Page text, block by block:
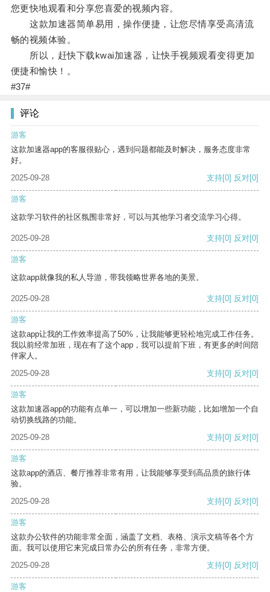
您更快地观看和分享您喜爱的视频内容。
这款加速器简单易用，操作便捷，让您尽情享受高清流
畅的视频体验。
所以，赶快下载kwai加速器，让快手视频观看变得更加
便捷和愉快！。
#37#
评论
游客
这款加速器app的客服很贴心，遇到问题都能及时解决，服务态度非常
好。
2025-09-28
支持[0] 反对[0]
游客
这款学习软件的社区氛围非常好，可以与其他学习者交流学习心得。
2025-09-28 支持[0] 反对[0]
游客
这款app就像我的私人导游，带我领略世界各地的美景。
2025-09-28 支持[0] 反对[0]
游客
这款app让我的工作效率提高了50%，让我能够更轻松地完成工作任务。
我以前经常加班，现在有了这个app，我可以提前下班，有更多的时间陪
伴家人。
2025-09-28
支持[0] 反对[0]
游客
这款加速器app的功能有点单一，可以增加一些新功能，比如增加一个自
动切换线路的功能。
2025-09-28
支持[0] 反对[0]
游客
这款app的酒店、餐厅推荐非常有用，让我能够享受到高品质的旅行体
验。
2025-09-28
支持[0] 反对[0]
游客
这款办公软件的功能非常全面，涵盖了文档、表格、演示文稿等各个方
面。我可以使用它来完成日常办公的所有任务，非常方便。
2025-09-28
支持[0] 反对[0]
游客